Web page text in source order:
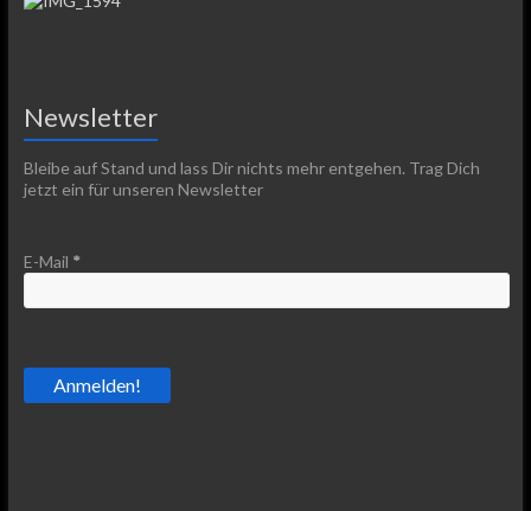
Newsletter
Bleibe auf Stand und lass Dir nichts mehr entgehen. Trag Dich
jetzt ein für unseren Newsletter
E-Mail *